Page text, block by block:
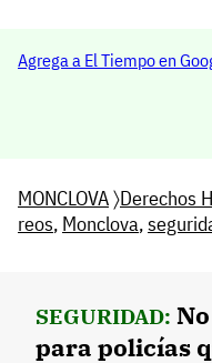
Agrega a El Tiempo en
MONCLOVA〉Derechos
reos, Monclova,
SEGURIDAD:
para policías